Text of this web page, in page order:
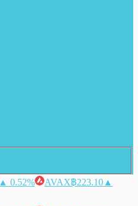
▲ 0.52% AVAX฿223.10 ▲